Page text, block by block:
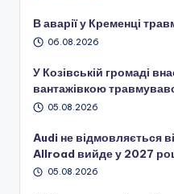
В аварії у Кременці
06.08.2026
У Козівській громаді
вантажівкою
05.08.2026
Audi не відмовляється
Allroad вийде у 2027
05.08.2026